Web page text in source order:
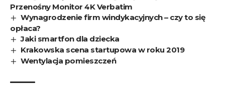
Przenośny Monitor 4K Verbatim
Wynagrodzenie firm windykacyjnych – czy to się
opłaca?
Jaki smartfon dla dziecka
Krakowska scena startupowa w roku 2019
Wentylacja pomieszczeń